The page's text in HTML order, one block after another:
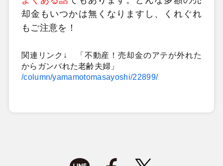
却金もいつかは無くなりますし、くれぐれ
もご注意を！
関連リンク↓ 「不動産！売却金のアテが外れた
からガンバれた老齢夫婦」
/column/yamamotomasayoshi/22899/